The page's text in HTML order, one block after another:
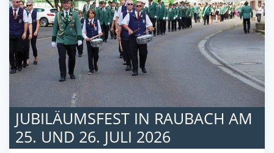
JUBILÄUMSFEST IN RAUBACH AM
25. UND 26. JULI 2026